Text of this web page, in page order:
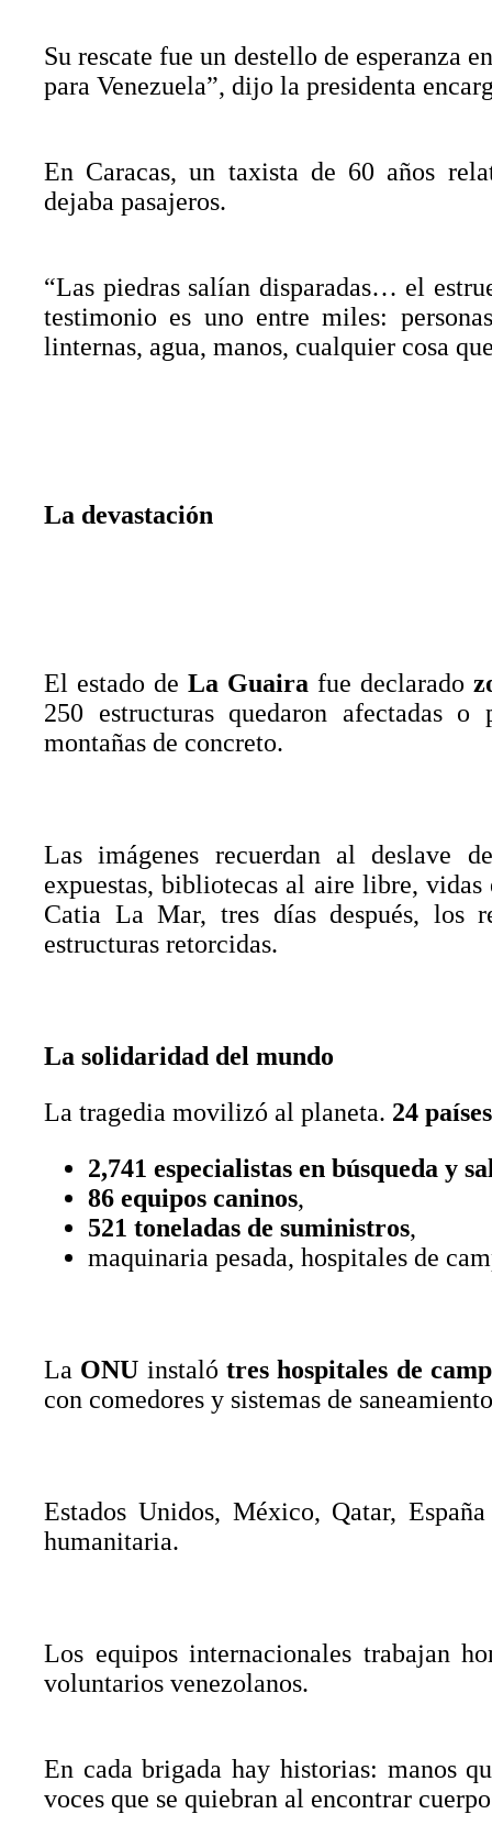
Su rescate fue un destello de esperanza
para Venezuela”, dijo la presidenta
En Caracas, un taxista de 60 años
dejaba pasajeros.
“Las piedras salían disparadas… el
testimonio es uno entre miles:
linternas, agua, manos, cualquier cosa
La devastación
El estado de La Guairafue declarado
250 estructuras quedaron afectadas
montañas de concreto.
Las imágenes recuerdan al deslave
expuestas, bibliotecas al aire libre,
Catia La Mar, tres días después, los
estructuras retorcidas.
La solidaridad del mundo
La tragedia movilizó al planeta. 24 países
2,741 especialistas en búsqueda y
86 equipos caninos,
521 toneladas de suministros,
maquinaria pesada, hospitales de
La ONU instaló tres hospitales de
con comedores y sistemas de
Estados Unidos, México, Qatar,
humanitaria.
Los equipos internacionales trabajan
voluntarios venezolanos.
En cada brigada hay historias: manos
voces que se quiebran al encontrar